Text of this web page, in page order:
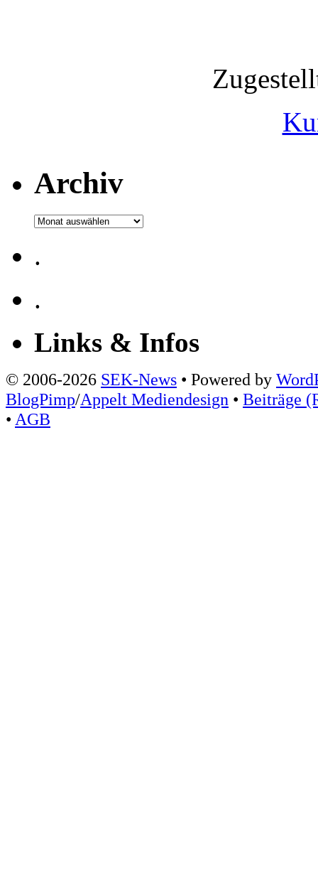
Archiv
Archiv
.
.
Links & Infos
© 2006-2026 SEK-News • Powered by
BlogPimp/Appelt Mediendesign • Beiträge
• AGB